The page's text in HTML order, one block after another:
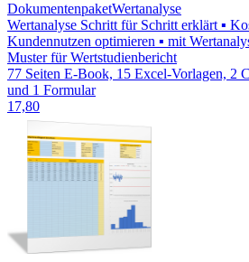
DokumentenpaketWertanalyse
Wertanalyse Schritt für Schritt erklärt ▪
Kundennutzen optimieren ▪ mit
Muster für Wertstudienbericht
77 Seiten E-Book, 15 Excel-Vorlagen, 2
und 1 Formular
17,80